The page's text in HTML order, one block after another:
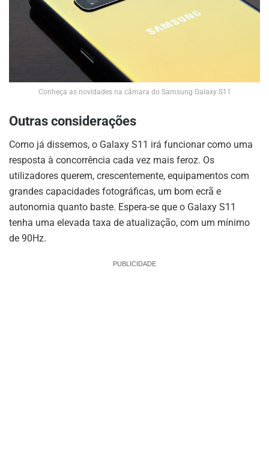
Conheça as novidades na câmara do Samsung Galaxy S11
Outras considerações
Como já dissemos, o Galaxy S11 irá funcionar como uma
resposta à concorrência cada vez mais feroz. Os
utilizadores querem, crescentemente, equipamentos com
grandes capacidades fotográficas, um bom ecrã e
autonomia quanto baste. Espera-se que o Galaxy S11
tenha uma elevada taxa de atualização, com um mínimo
de 90Hz.
PUBLICIDADE